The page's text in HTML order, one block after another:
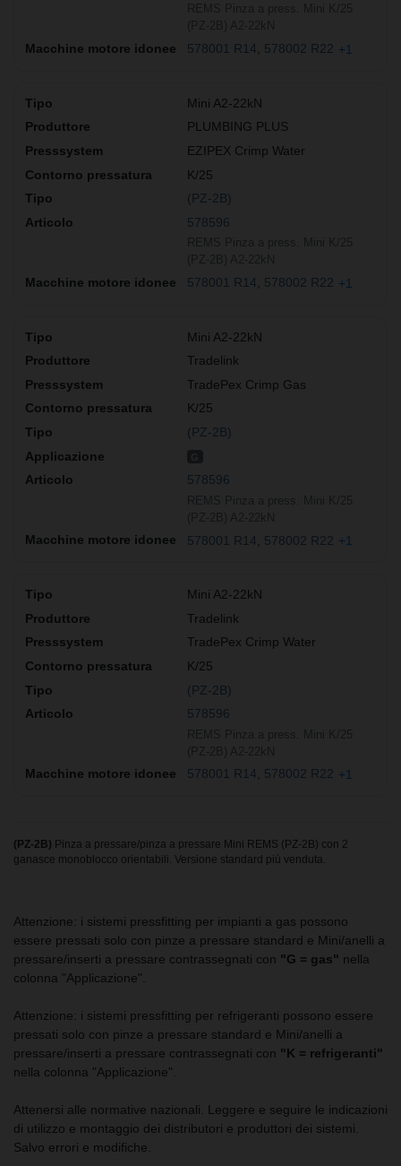
578001 R14 578002 R22 +1
Mini A2-22kN
PLUMBING PLUS
EZIPEX Crimp Water
K/25
(PZ-2B)
578596
578001 R14 578002 R22 +1
Mini A2-22kN
Tradelink
TradePex Crimp Gas
K/25
(PZ-2B)
578596
578001 R14 578002 R22 +1
Mini A2-22kN
Tradelink
TradePex Crimp Water
K/25
(PZ-2B)
578596
578001 R14 578002 R22 +1
(PZ-2B) Pinza a pressare/pinza a pressare Mini REMS (PZ-2B) con 2
ganasce monoblocco orientabili. Versione standard più venduta.
Attenzione: i sistemi pressfitting per impianti a gas possono
essere pressati solo con pinze a pressare standard e Mini/anelli a
pressare/inserti a pressare contrassegnati con "G = gas" nella
colonna "Applicazione".
Attenzione: i sistemi pressfitting per refrigeranti possono essere
pressati solo con pinze a pressare standard e Mini/anelli a
pressare/inserti a pressare contrassegnati con "K = refrigeranti"
nella colonna "Applicazione".
Attenersi alle normative nazionali. Leggere e seguire le indicazioni
di utilizzo e montaggio dei distributori e produttori dei sistemi.
Salvo errori e modifiche.